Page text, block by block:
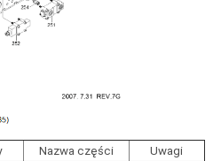
Nazwa części Uwagi